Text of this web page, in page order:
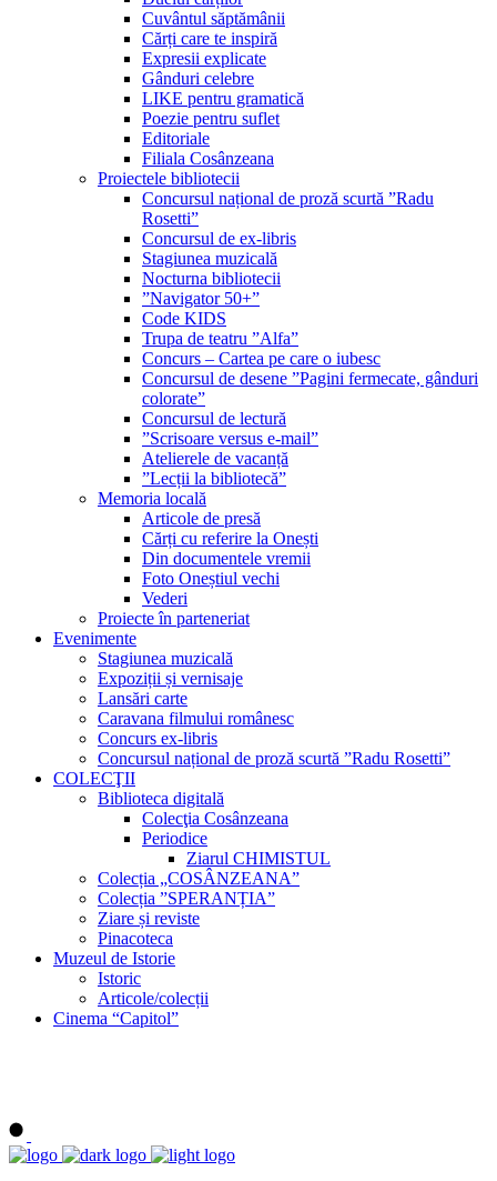
Cuvântul săptămânii
Cărți care te inspiră
Expresii explicate
Gânduri celebre
LIKE pentru gramatică
Poezie pentru suflet
Editoriale
Filiala Cosânzeana
Proiectele bibliotecii
Concursul național de proză scurtă ”Radu
Rosetti”
Concursul de ex-libris
Stagiunea muzicală
Nocturna bibliotecii
”Navigator 50+”
Code KIDS
Trupa de teatru ”Alfa”
Concurs – Cartea pe care o iubesc
Concursul de desene ”Pagini fermecate, gânduri
colorate”
Concursul de lectură
”Scrisoare versus e-mail”
Atelierele de vacanță
”Lecții la bibliotecă”
Memoria locală
Articole de presă
Cărți cu referire la Onești
Din documentele vremii
Foto Oneștiul vechi
Vederi
Proiecte în parteneriat
Evenimente
Stagiunea muzicală
Expoziții și vernisaje
Lansări carte
Caravana filmului românesc
Concurs ex-libris
Concursul național de proză scurtă ”Radu Rosetti”
COLECŢII
Biblioteca digitală
Colecţia Cosânzeana
Periodice
Ziarul CHIMISTUL
Colecția „COSÂNZEANA”
Colecția ”SPERANȚIA”
Ziare și reviste
Pinacoteca
Muzeul de Istorie
Istoric
Articole/colecții
Cinema “Capitol”